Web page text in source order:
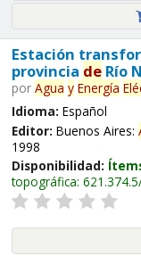
Estación
provincia deRío
por Agua y Energía
Idioma: Español
Editor: Buenos Aires:
1998
Disponibilidad:
topográfica: